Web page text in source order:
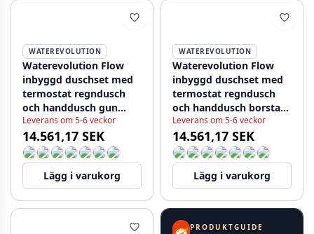
WATEREVOLUTION
Waterevolution Flow
inbyggd duschset med
termostat regndusch
och handdusch gun
metal
Leverans om 5-6 veckor
14.561,17 SEK
Lägg i varukorg
WATEREVOLUTION
Waterevolution Flow
inbyggd duschset med
termostat regndusch
och handdusch borstad
koppar PVD
Leverans om 5-6 veckor
14.561,17 SEK
Lägg i varukorg
PRODUKTGUIDE